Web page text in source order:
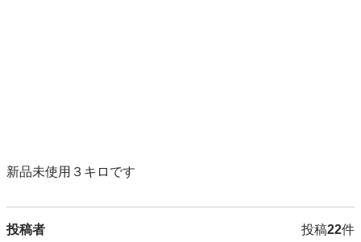
新品未使用３キロです
投稿者 投稿22件